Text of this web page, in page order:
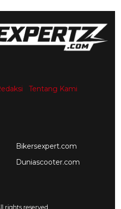
Tentang Kami
Bikersexpert.com
Duniascooter.com
rights reserved.